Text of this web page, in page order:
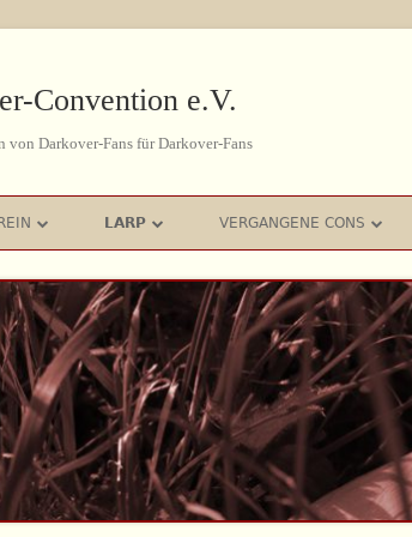
Convention e.V.
von Darkover-Fans für Darkover-Fans
LARP
PLOT AKTUELL
REGELWERK &
CHARAKTERBLATT
TIPPS & HINWEISE
ROTER FADEN
VERGANGENE CONS
2025 – FRÜHJAHR
2024 – HERBST
2024 – FRÜHJAHR
2023 – HERBST
2023 – FRÜHJAHR